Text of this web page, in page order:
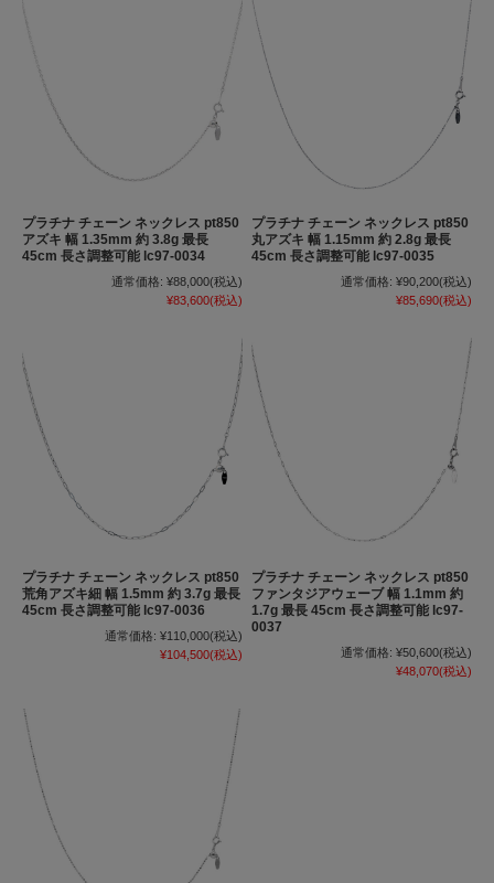
プラチナ チェーン ネックレス pt850
アズキ 幅 1.35mm 約 3.8g 最長
45cm 長さ調整可能 lc97-0034
通常価格: ¥88,000(税込)
¥83,600(税込)
プラチナ チェーン ネックレス pt850
丸アズキ 幅 1.15mm 約 2.8g 最長
45cm 長さ調整可能 lc97-0035
通常価格: ¥90,200(税込)
¥85,690(税込)
プラチナ チェーン ネックレス pt850
荒角アズキ細 幅 1.5mm 約 3.7g 最長
45cm 長さ調整可能 lc97-0036
通常価格: ¥110,000(税込)
¥104,500(税込)
プラチナ チェーン ネックレス pt850
ファンタジアウェーブ 幅 1.1mm 約
1.7g 最長 45cm 長さ調整可能 lc97-
0037
通常価格: ¥50,600(税込)
¥48,070(税込)